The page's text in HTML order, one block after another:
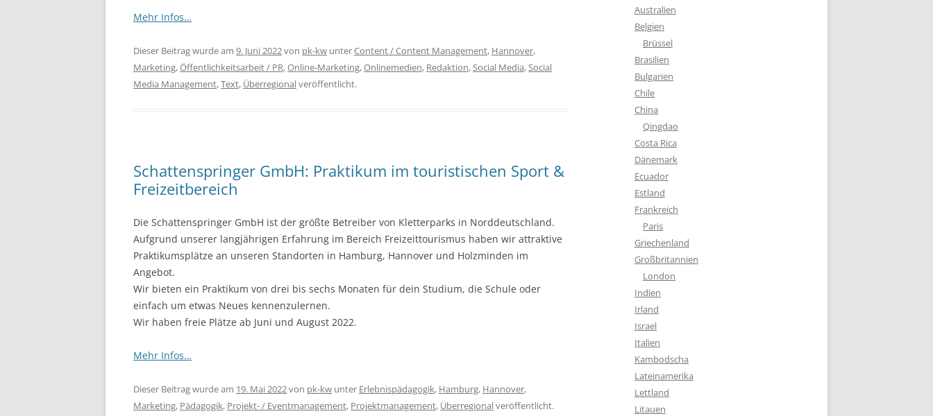
Mehr Infos…
Dieser Beitrag wurde am 9. Juni 2022von pk-kw unterContent / Content Management, Hannover,
Marketing,Öffentlichkeitsarbeit / PR,Online-Marketing,Onlinemedien, Redaktion, Social Media, Social
Media Management,Text, Überregionalveröffentlicht.
Schattenspringer GmbH: Praktikum im touristischen Sport &
Freizeitbereich
Die Schattenspringer GmbH ist der größte Betreiber von Kletterparks in Norddeutschland.
Aufgrund unserer langjährigen Erfahrung im Bereich Freizeittourismus haben wir attraktive
Praktikumsplätze an unseren Standorten in Hamburg, Hannover und Holzminden im
Angebot.
Wir bieten ein Praktikum von drei bis sechs Monaten für dein Studium, die Schule oder
einfach um etwas Neues kennenzulernen.
Wir haben freie Plätze ab Juni und August 2022.
Mehr Infos…
Dieser Beitrag wurde am 19. Mai 2022von pk-kw unter Erlebnispädagogik, Hamburg, Hannover,
Marketing, Pädagogik, Projekt- / Eventmanagement, Projektmanagement, Überregionalveröffentlicht.
Australien
Belgien
Brüssel
Brasilien
Bulgarien
Chile
China
Qingdao
Costa Rica
Dänemark
Ecuador
Estland
Frankreich
Paris
Griechenland
Großbritannien
London
Indien
Irland
Israel
Italien
Kambodscha
Lateinamerika
Lettland
Litauen